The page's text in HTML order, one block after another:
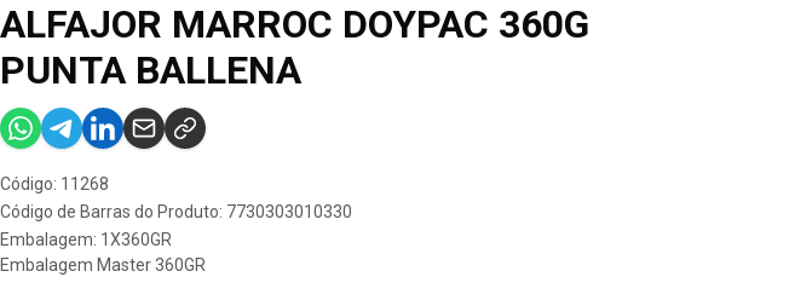
ALFAJOR MARROC DOYPAC 360G
PUNTA BALLENA
Código: 11268
Código de Barras do Produto: 7730303010330
Embalagem: 1X360GR
Embalagem Master 360GR